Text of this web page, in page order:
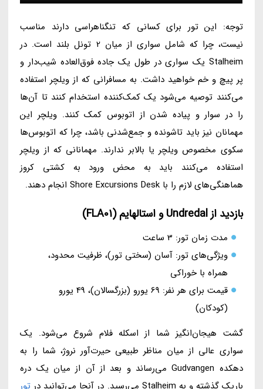
توجه: این تور برای کسانی که تنگناهراسی دارند مناسب
نیست، چرا که شامل سواری از میان 2 تونل بلند است. در
Stalheim یک سواری در طول یک جاده فوق‌العاده شیب‌دار و
پر پیچ و خم خواهید داشت. به مسافرانی که از ویلچر استفاده
می‌کنند توصیه می‌شود یک کمک‌کننده استخدام کنند تا آن‌ها
را در سوار و پیاده شدن از اتوبوس کمک کنند. ویلچر این
مهمانان نیز باید تاشونده و جمع‌شدنی باشد، چرا که اتوبوس‌ها
سکوی مخصوص ویلچر یا بالابر ندارند. مهمانانی که از ویلچر
استفاده می‌کنند باید به محض ورود به کشتی کروز
هماهنگی‌های لازم را با Shore Excursions Desk انجام دهند.
بازدید از Undredal و استالهایم (FLA01)
مدت زمان تور: 3 ساعت
ویژگی‌های تور: آسان (سختی تور)، ظرفیت محدود،
همراه با خوراکی
قیمت برای هر نفر: 69 یورو (بزرگسالان)، 49 یورو
(کودکان)
گشت هیجان‌انگیز شما از اسکله فلام شروع می‌شود. یک
سواری عالی از میان مناظر طبیعی حیرت‌آور نروژ، شما را به
دهکده Gudvangen می‌رساند و بعد از آن از میان یک دره
باریک گذشته و به Stalheim می‌رسید. در آنجا می‌توانید در
تور